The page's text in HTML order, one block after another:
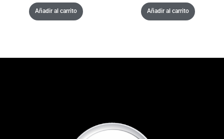
Añadir al carrito Añadir al carrito